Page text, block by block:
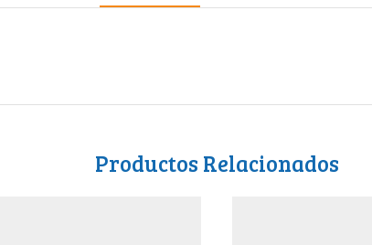
Productos Relacionados